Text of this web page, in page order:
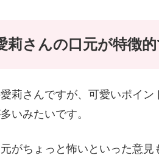
莉さんの口元が特徴
莉さんですが、可愛いポイ
いみたいです。
がちょっと怖いといった意